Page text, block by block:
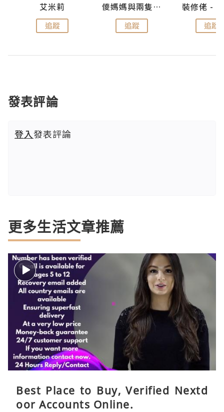
艾米莉
追蹤
儍媽媽與兩隻小魔怪之家
追蹤 追蹤
發表評論
登入發表評論
更多生活文章推薦
Best Place to Buy, Verified Nextd
oor Accounts Online.